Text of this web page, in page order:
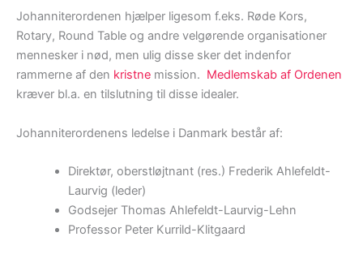
Johanniterordenen hjælper ligesom f.eks. Røde Kors,
Rotary, Round Table og andre velgørende organisationer
mennesker i nød, men ulig disse sker det indenfor
rammerne af den kristne mission. Medlemskab af Ordenen
kræver bl.a. en tilslutning til disse idealer.
Johanniterordenens ledelse i Danmark består af:
Direktør, oberstløjtnant (res.) Frederik Ahlefeldt-
Laurvig (leder)
Godsejer Thomas Ahlefeldt-Laurvig-Lehn
Professor Peter Kurrild-Klitgaard